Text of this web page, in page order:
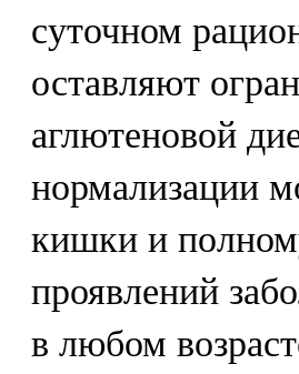
суточном
оставляют
аглютеновой
нормализации
кишки и
проявлений
в любом